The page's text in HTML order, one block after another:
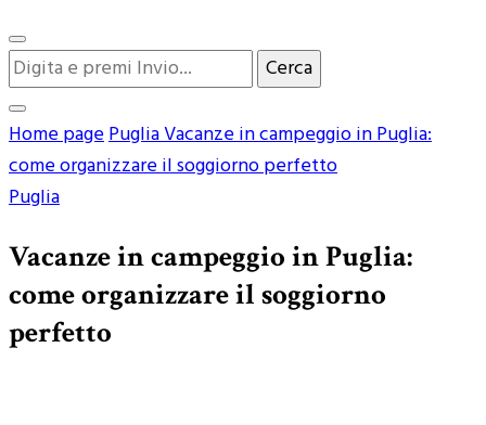
Cerchi
qualcosa?
Home pagePugliaVacanze in campeggio in Puglia:
come organizzare il soggiorno perfetto
Puglia
Vacanze in campeggio in Puglia:
come organizzare il soggiorno
perfetto